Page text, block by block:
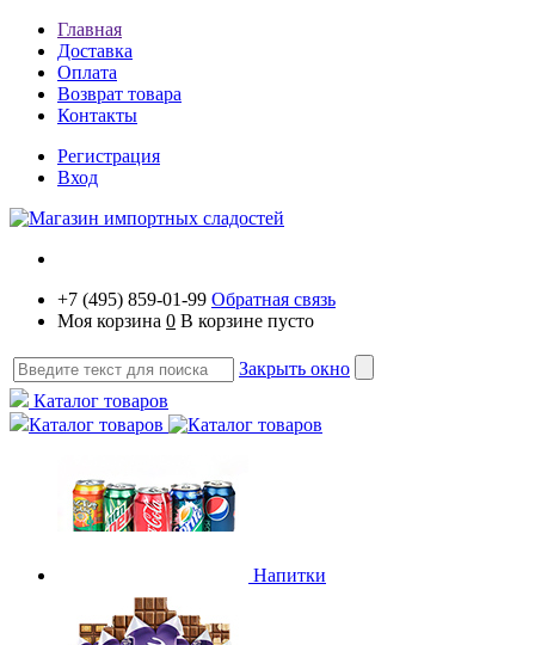
Главная
Доставка
Оплата
Возврат товара
Контакты
Регистрация
Вход
+7 (495) 859-01-99 Обратная связь
Моя корзина 0 В корзине пусто
Закрыть окно
Каталог товаров
Каталог товаров
Напитки